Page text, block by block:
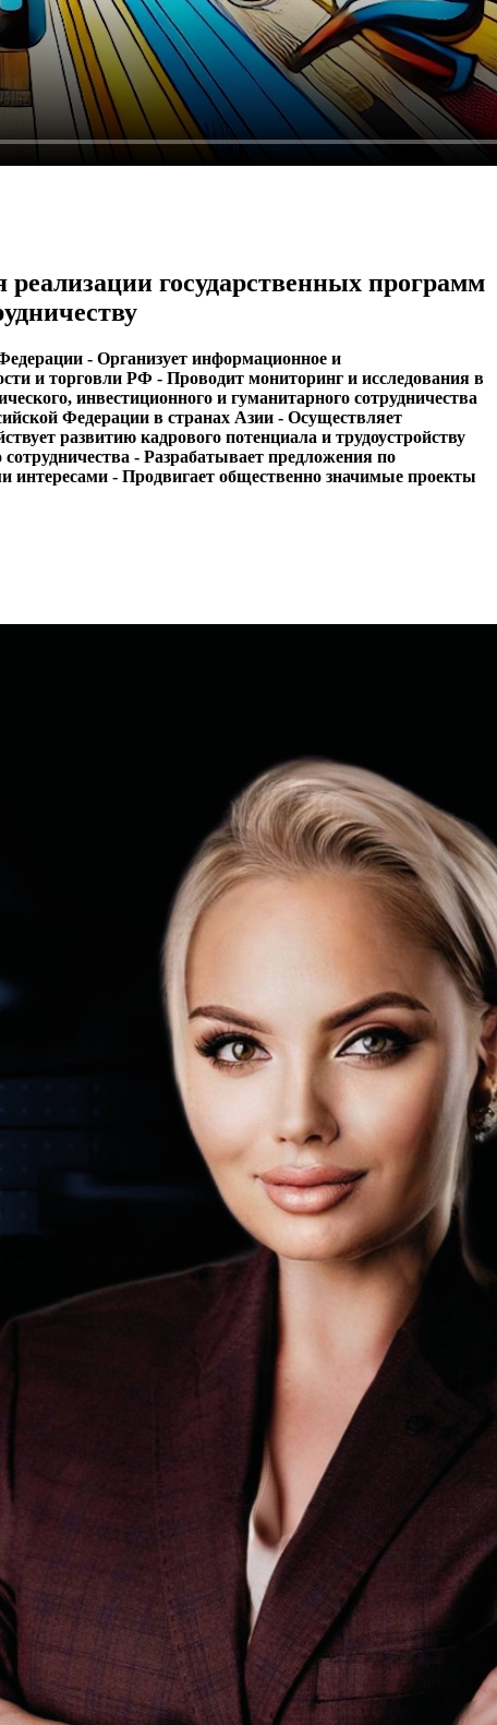
государственных программ
- Организует информационное и
и торговли РФ - Проводит мониторинг и исследования в
инвестиционного и гуманитарного сотрудничества
Федерации в странах Азии - Осуществляет
развитию кадрового потенциала и трудоустройству
- Разрабатывает предложения по
- Продвигает общественно значимые проекты